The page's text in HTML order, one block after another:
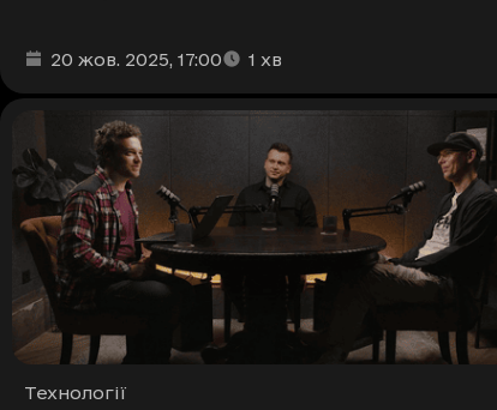
Дата та час публікації:
20 жов. 2025, 17:00
Час читання: 1 хв
Рубрики
Технології